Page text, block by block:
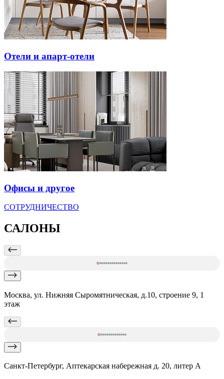
Отели и апарт-отели
Офисы и другое
СОТРУДНИЧЕСТВО
САЛОНЫ
Москва, ул. Нижняя Сыромятническая, д.10, строение 9, 1
этаж
Санкт-Петербург, Аптекарская набережная д. 20, литер А